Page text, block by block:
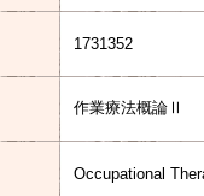
1731352
作業療法概論Ⅱ
Occupational